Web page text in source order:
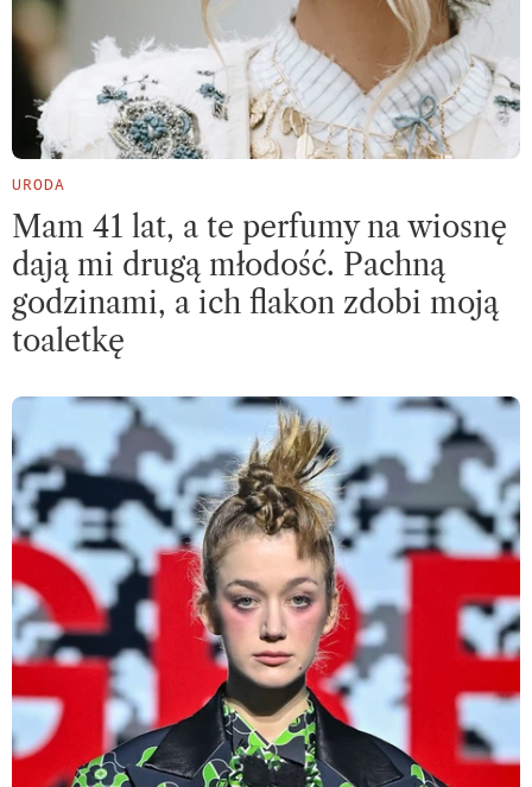
URODA
Mam 41 lat, a te perfumy na wiosnę
dają mi drugą młodość. Pachną
godzinami, a ich flakon zdobi moją
toaletkę